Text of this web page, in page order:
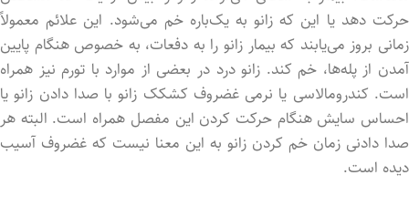
حرکت دهد یا این که زانو به یک‌باره خم می‌شود. این علائم معمولاً
زمانی بروز می‌یابند که بیمار زانو را به دفعات، به خصوص هنگام پایین
آمد‌ن از پله‌ها، خم کند. زانو درد در بعضی از موارد با تورم نیز همراه
است. کندرومالاسی یا نرمی غضروف کشکک زانو با صدا داد‌ن زانو یا
احساس سایش هنگام حرکت کرد‌ن این مفصل همراه است. البته هر
صدا داد‌نی زمان خم کردن زانو به این معنا نیست که غضروف آسیب
دید‌ه است.